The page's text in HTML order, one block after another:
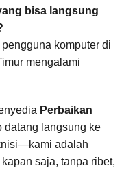
bisa langsung
komputer di
mengalami
Perbaikan
datang langsung ke
adalah
saja, tanpa ribet,